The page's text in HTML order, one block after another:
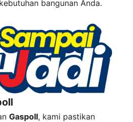
bangunan Anda.
Gaspoll, kami pastikan